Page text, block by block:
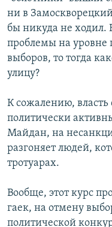
ни в
бы никуда не ходил.
проблемы на уровне
выборов, то тогда
улицу?
К сожалению, власть
политически
Майдан, на
разгоняет людей,
тротуарах.
Вообще, этот курс
гаек, на отмену
политической